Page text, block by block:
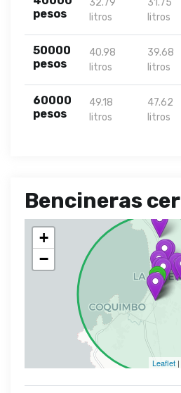
pesos
litros
litros
50000
pesos
40.98
litros
39.68
litros
60000
pesos
49.18
litros
47.62
litros
Bencineras
+
−
Leaflet